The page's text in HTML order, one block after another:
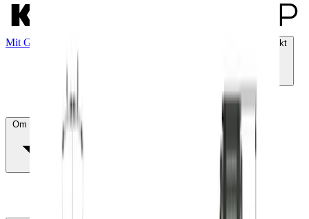
Mit GSV Kontakt
Om GSV Solution SiteService